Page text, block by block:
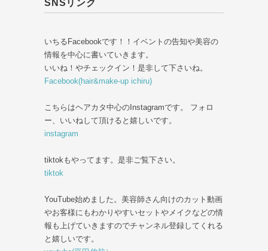
SNSリンク
いちるFacebookです！！イベントの告知や美容の
情報を中心に書いていきます。
いいね！やチェックイン！是非して下さいね。
Facebook(hair&make-up ichiru)
こちらはヘアカタ中心のInstagramです。 フォロ
ー、いいねして頂けると嬉しいです。
instagram
tiktokもやってます。是非ご覧下さい。
tiktok
YouTube始めました。美容師さん向けのカット動画
やお客様にもわかりやすいセットやメイクなどの情
報も上げていきますのでチャンネル登録してくれる
と嬉しいです。